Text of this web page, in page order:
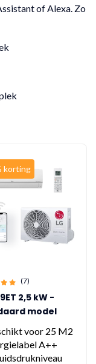
of Alexa. Zo
korting
(7)
2,5 kW -
model
voor 25 M2
A++